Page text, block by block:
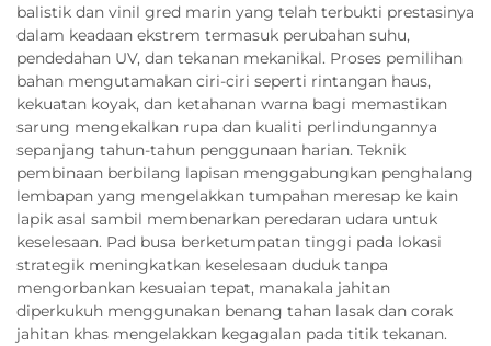
balistik dan vinil gred marin yang telah terbukti prestasinya
dalam keadaan ekstrem termasuk perubahan suhu,
pendedahan UV, dan tekanan mekanikal. Proses pemilihan
bahan mengutamakan ciri-ciri seperti rintangan haus,
kekuatan koyak, dan ketahanan warna bagi memastikan
sarung mengekalkan rupa dan kualiti perlindungannya
sepanjang tahun-tahun penggunaan harian. Teknik
pembinaan berbilang lapisan menggabungkan penghalang
lembapan yang mengelakkan tumpahan meresap ke kain
lapik asal sambil membenarkan peredaran udara untuk
keselesaan. Pad busa berketumpatan tinggi pada lokasi
strategik meningkatkan keselesaan duduk tanpa
mengorbankan kesuaian tepat, manakala jahitan
diperkukuh menggunakan benang tahan lasak dan corak
jahitan khas mengelakkan kegagalan pada titik tekanan.